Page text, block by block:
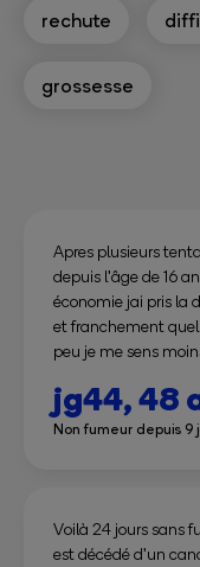
rechute
grossesse
Apres plusieurs
depuis l'âge de 16
économie jai pris la
et franchement
peu je me sens
jg44,48
Non fumeur depuis 9
Voilà 24 jours sans
est décédé d'un